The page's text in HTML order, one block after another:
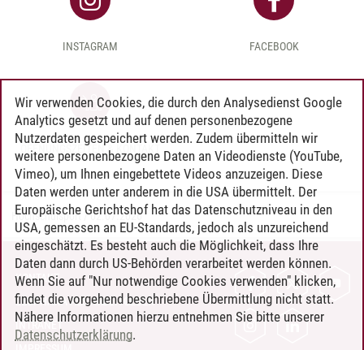
INSTAGRAM FACEBOOK
ÖFFNUNGSZEITEN & KONTAKT
Hochschulsport /02.07.2026
KONTAKT
LEUPHANA ALS ARBEITGEBER
INTRANET
Wir verwenden Cookies, die durch den Analysedienst Google
Analytics gesetzt und auf denen personenbezogene
Nutzerdaten gespeichert werden. Zudem übermitteln wir
weitere personenbezogene Daten an Videodienste (YouTube,
Vimeo), um Ihnen eingebettete Videos anzuzeigen. Diese
Daten werden unter anderem in die USA übermittelt. Der
Europäische Gerichtshof hat das Datenschutzniveau in den
USA, gemessen an EU-Standards, jedoch als unzureichend
eingeschätzt. Es besteht auch die Möglichkeit, dass Ihre
Daten dann durch US-Behörden verarbeitet werden können.
Wenn Sie auf "Nur notwendige Cookies verwenden" klicken,
findet die vorgehend beschriebene Übermittlung nicht statt.
Nähere Informationen hierzu entnehmen Sie bitte unserer
Datenschutzerklärung.